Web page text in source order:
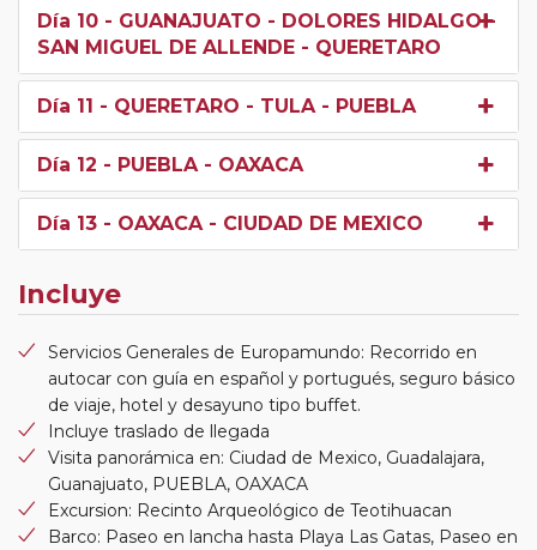
Día 10 - GUANAJUATO - DOLORES HIDALGO -
SAN MIGUEL DE ALLENDE - QUERETARO
Día 11 - QUERETARO - TULA - PUEBLA
Día 12 - PUEBLA - OAXACA
Día 13 - OAXACA - CIUDAD DE MEXICO
Incluye
Servicios Generales de Europamundo: Recorrido en
autocar con guía en español y portugués, seguro básico
de viaje, hotel y desayuno tipo buffet.
Incluye traslado de llegada
Visita panorámica en: Ciudad de Mexico, Guadalajara,
Guanajuato, PUEBLA, OAXACA
Excursion: Recinto Arqueológico de Teotihuacan
Barco: Paseo en lancha hasta Playa Las Gatas, Paseo en